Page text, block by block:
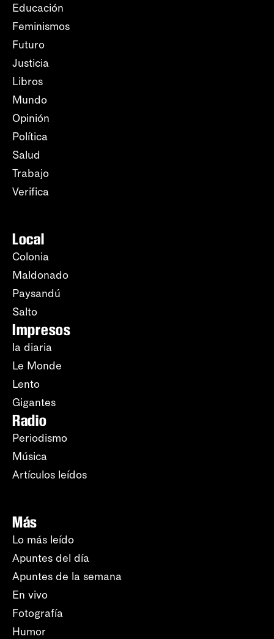
Educación
Feminismos
Futuro
Justicia
Libros
Mundo
Opinión
Política
Salud
Trabajo
Verifica
Local
Colonia
Maldonado
Paysandú
Salto
Impresos
la diaria
Le Monde
Lento
Gigantes
Radio
Periodismo
Música
Artículos leídos
Más
Lo más leído
Apuntes del día
Apuntes de la semana
En vivo
Fotografía
Humor